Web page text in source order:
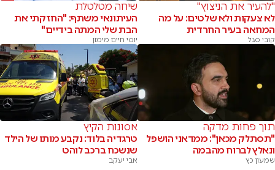
"להעיר את הניצוץ"
לא צעקות ולא שלטים: על מה
המחאה בעיר החרדית
קובי סגל
שיחה מטלטלת
העיתונאי משתף: "החזקתי את
הבת שלי המתה בידיים"
יוסי חיים מימון
תוך פחות מדקה
"תסתלק מכאן": ממדאני הושפל
ונאלץ לברוח מהבמה
שמעון כץ
אסונות הקיץ
טרגדיה בלוד: נקבע מותו של הילד
שנשכח ברכב לוהט
אבי יעקב